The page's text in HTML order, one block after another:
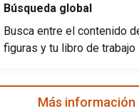
Búsqueda global
Busca entre el contenido
figuras y tu libro de trabajo
Más información